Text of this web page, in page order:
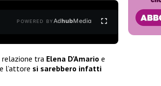
POWERED BYAdhubMedia
relazione tra Elena D’Amario e
l’attore si sarebbero infatti